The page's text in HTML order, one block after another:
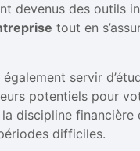
devenus des outils
tout en
servir
potentiels pour
discipline financière
difficiles.